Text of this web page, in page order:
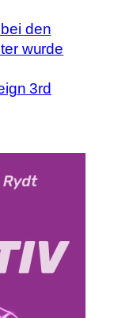
den
wurde
3rd